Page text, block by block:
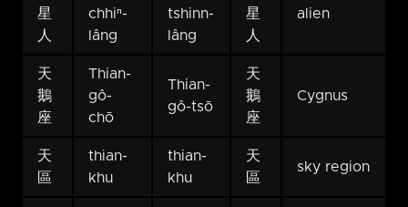
星
人
chhiⁿ-
lâng
tshinn-
lâng
星
人
alien
天
鵝
座
Thian-
gô-
chō
Thian-
gô-tsō
天
鵝
座
Cygnus
天
區
thian-
khu
thian-
khu
天
區
sky region